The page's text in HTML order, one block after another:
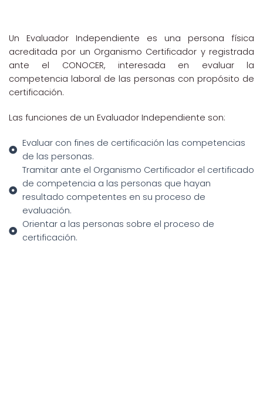
Un Evaluador Independiente es una persona física
acreditada por un Organismo Certificador y registrada
ante el CONOCER, interesada en evaluar la
competencia laboral de las personas con propósito de
certificación.
Las funciones de un Evaluador Independiente son:
Evaluar con fines de certificación las competencias
de las personas.
Tramitar ante el Organismo Certificador el certificado
de competencia a las personas que hayan
resultado competentes en su proceso de
evaluación.
Orientar a las personas sobre el proceso de
certificación.